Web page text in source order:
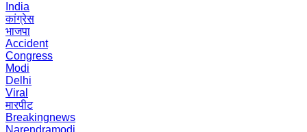
India
कांग्रेस
भाजपा
Accident
Congress
Modi
Delhi
Viral
मारपीट
Breakingnews
Narendramodi